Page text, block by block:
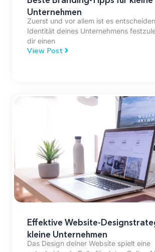
Unternehmen
Zuerst und vor allem ist es
Identität deines Unternehmens
dir einen
View Post
Effektive Website-
kleine Unternehmen
Das Design deiner Website spielt eine